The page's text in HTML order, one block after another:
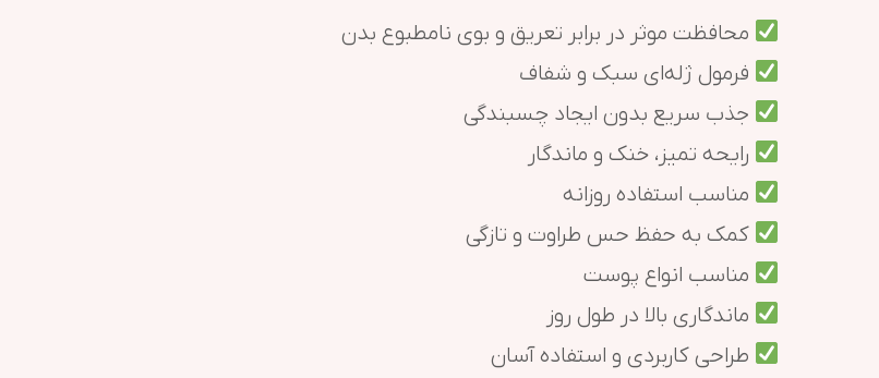
محافظت موثر در برابر تعریق و بوی نامطبوع بدن
فرمول ژله‌ای سبک و شفاف
جذب سریع بدون ایجاد چسبندگی
رایحه تمیز، خنک و ماندگار
مناسب استفاده روزانه
کمک به حفظ حس طراوت و تازگی
مناسب انواع پوست
ماندگاری بالا در طول روز
طراحی کاربردی و استفاده آسان